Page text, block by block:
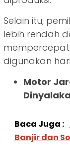
Selain itu,
lebih rendah
digunakan
Motor
Baca Juga :
Banjir dan